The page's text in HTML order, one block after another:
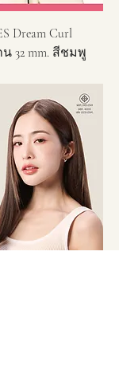
Dream Curl
32 mm. สีชมพู